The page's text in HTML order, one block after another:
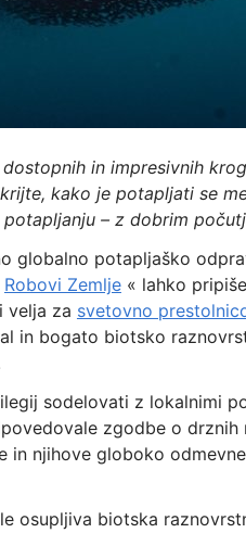
in impresivnih
kako je potapljati se
– z dobrim
globalno potapljaško
Robovi Zemlje« lahko
velja za svetovno
in bogato biotsko
sodelovati z lokalnimi
zgodbe o
in njihove globoko
osupljiva biotska